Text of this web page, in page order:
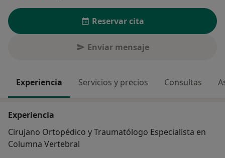
Reservar cita
Enviar mensaje
Experiencia Servicios y precios Consultas
Experiencia
Cirujano Ortopédico y Traumatólogo Especialista en
Columna Vertebral